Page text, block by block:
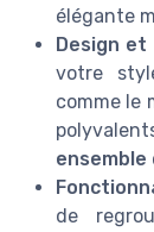
élégante
Design et
votre
comme le
ensemble
de